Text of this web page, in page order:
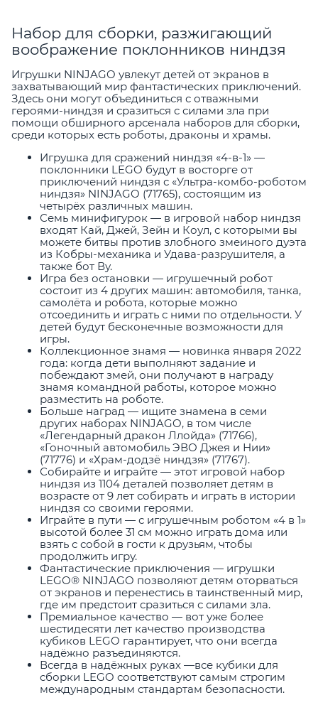
Набор для сборки, разжигающий
воображение поклонников ниндзя
Игрушки NINJAGO увлекут детей от экранов в
захватывающий мир фантастических приключений.
Здесь они могут объединиться с отважными
героями-ниндзя и сразиться с силами зла при
помощи обширного арсенала наборов для сборки,
среди которых есть роботы, драконы и храмы.
Игрушка для сражений ниндзя «4-в-1» —
поклонники LEGO будут в восторге от
приключений ниндзя с «Ультра-комбо-роботом
ниндзя» NINJAGO (71765), состоящим из
четырёх различных машин.
Семь минифигурок — в игровой набор ниндзя
входят Кай, Джей, Зейн и Коул, с которыми вы
можете битвы против злобного змеиного дуэта
из Кобры-механика и Удава-разрушителя, а
также бот Ву.
Игра без остановки — игрушечный робот
состоит из 4 других машин: автомобиля, танка,
самолёта и робота, которые можно
отсоединить и играть с ними по отдельности. У
детей будут бесконечные возможности для
игры.
Коллекционное знамя — новинка января 2022
года: когда дети выполняют задание и
побеждают змей, они получают в награду
знамя командной работы, которое можно
разместить на роботе.
Больше наград — ищите знамена в семи
других наборах NINJAGO, в том числе
«Легендарный дракон Ллойда» (71766),
«Гоночный автомобиль ЭВО Джея и Нии»
(71776) и «Храм-додзё ниндзя» (71767).
Собирайте и играйте — этот игровой набор
ниндзя из 1104 деталей позволяет детям в
возрасте от 9 лет собирать и играть в истории
ниндзя со своими героями.
Играйте в пути — с игрушечным роботом «4 в 1»
высотой более 31 см можно играть дома или
взять с собой в гости к друзьям, чтобы
продолжить игру.
Фантастические приключения — игрушки
LEGO® NINJAGO позволяют детям оторваться
от экранов и перенестись в таинственный мир,
где им предстоит сразиться с силами зла.
Премиальное качество — вот уже более
шестидесяти лет качество производства
кубиков LEGO гарантирует, что они всегда
надёжно разъединяются.
Всегда в надёжных руках —все кубики для
сборки LEGO соответствуют самым строгим
международным стандартам безопасности.